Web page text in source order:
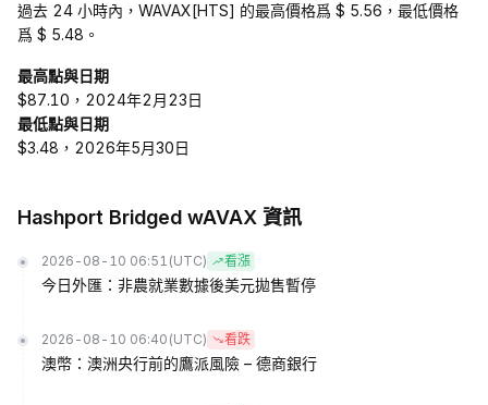
過去 24 小時內，WAVAX[HTS] 的最高價格爲 $ 5.56，最低價格
爲 $ 5.48。
最高點與日期
$87.10，2024年2月23日
最低點與日期
$3.48，2026年5月30日
Hashport Bridged wAVAX 資訊
2026-08-10 06:51 (UTC) 看漲
今日外匯：非農就業數據後美元拋售暫停
2026-08-10 06:40 (UTC) 看跌
澳幣：澳洲央行前的鷹派風險 – 德商銀行